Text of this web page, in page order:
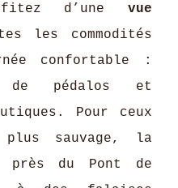
d’une vue
les commodités
confortable :
de pédalos et
Pour ceux
plus sauvage, la
près du Pont de